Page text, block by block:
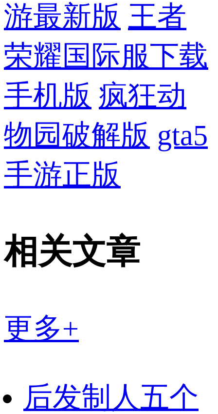
游最新版 王者
荣耀国际服下载
手机版 疯狂动
物园破解版 gta5
手游正版
相关文章
更多+
后发制人五个